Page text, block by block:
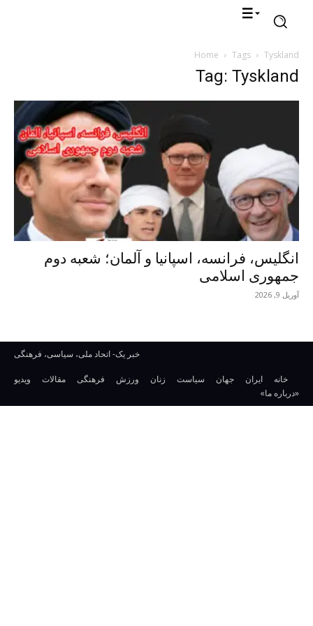
Home Tags Tyskland
Tag: Tyskland
انگلیس، فرانسه، اسپانیا و آلمان؛ شعبه دوم
جمهوری اسلامی
آوریل 9, 2026
خبر یک- اتحاد ملی، سیاسی، فرهنگی
خانه ایران جهان سیاست زنان ورزش فرهنگی مقالات
ویدیو
«درباره ما»